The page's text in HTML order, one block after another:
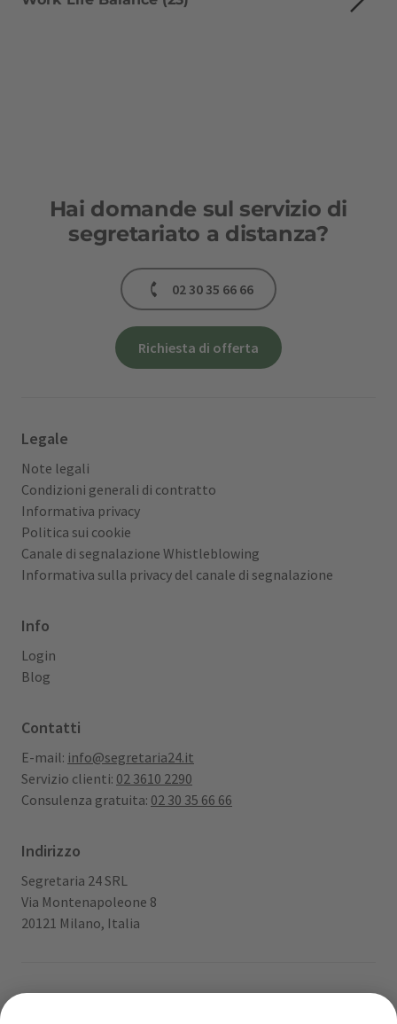
Hai domande sul servizio di
segretariato a distanza?
02 30 35 66 66
Richiesta di offerta
Legale
Note legali
Condizioni generali di contratto
Informativa privacy
Politica sui cookie
Canale di segnalazione Whistleblowing
Informativa sulla privacy del canale di segnalazione
Info
Login
Blog
Contatti
E-mail: info@segretaria24.it
Servizio clienti: 02 3610 2290
Consulenza gratuita: 02 30 35 66 66
Indirizzo
Segretaria 24 SRL
Via Montenapoleone 8
20121 Milano, Italia